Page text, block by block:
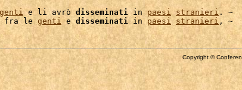
genti e li avrò disseminati in paesi stranieri . ~
fra le genti e disseminati in paesi stranieri
Copyright ©